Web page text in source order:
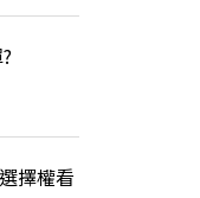
擇權看